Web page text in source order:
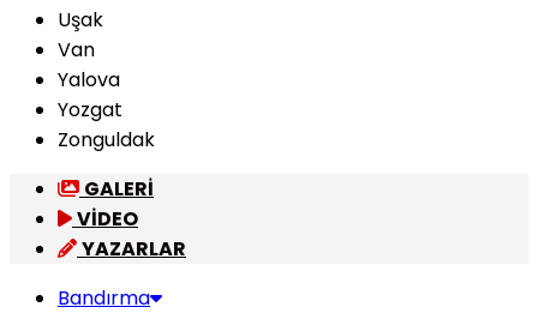
Uşak
Van
Yalova
Yozgat
Zonguldak
GALERİ
VİDEO
YAZARLAR
Bandırma